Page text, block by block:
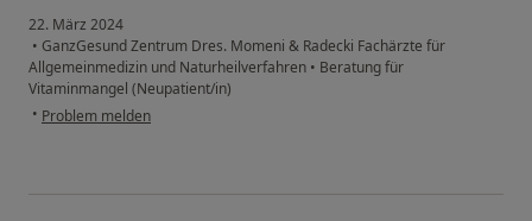
22. März 2024
• GanzGesund Zentrum Dres. Momeni & Radecki Fachärzte für
Allgemeinmedizin und Naturheilverfahren • Beratung für
Vitaminmangel (Neupatient/in)
• Problem melden